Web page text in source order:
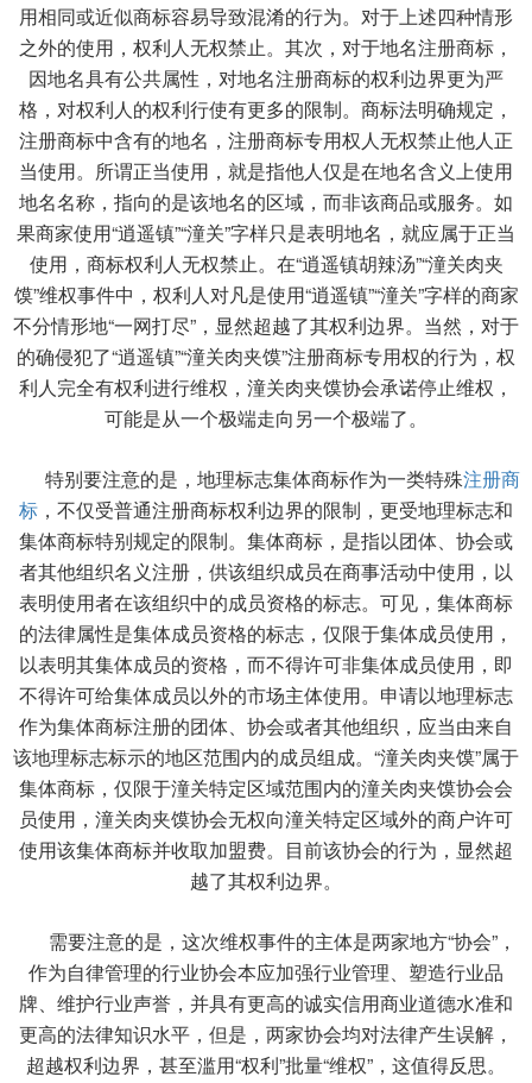
用相同或近似商标容易导致混淆的行为。对于上述四种情形
之外的使用，权利人无权禁止。其次，对于地名注册商标，
因地名具有公共属性，对地名注册商标的权利边界更为严
格，对权利人的权利行使有更多的限制。商标法明确规定，
注册商标中含有的地名，注册商标专用权人无权禁止他人正
当使用。所谓正当使用，就是指他人仅是在地名含义上使用
地名名称，指向的是该地名的区域，而非该商品或服务。如
果商家使用“逍遥镇”“潼关”字样只是表明地名，就应属于正当
使用，商标权利人无权禁止。在“逍遥镇胡辣汤”“潼关肉夹
馍”维权事件中，权利人对凡是使用“逍遥镇”“潼关”字样的商家
不分情形地“一网打尽”，显然超越了其权利边界。当然，对于
的确侵犯了“逍遥镇”“潼关肉夹馍”注册商标专用权的行为，权
利人完全有权利进行维权，潼关肉夹馍协会承诺停止维权，
可能是从一个极端走向另一个极端了。
特别要注意的是，地理标志集体商标作为一类特殊注册商
标 ，不仅受普通注册商标权利边界的限制，更受地理标志和
集体商标特别规定的限制。集体商标，是指以团体、协会或
者其他组织名义注册，供该组织成员在商事活动中使用，以
表明使用者在该组织中的成员资格的标志。可见，集体商标
的法律属性是集体成员资格的标志，仅限于集体成员使用，
以表明其集体成员的资格，而不得许可非集体成员使用，即
不得许可给集体成员以外的市场主体使用。申请以地理标志
作为集体商标注册的团体、协会或者其他组织，应当由来自
该地理标志标示的地区范围内的成员组成。“潼关肉夹馍”属于
集体商标，仅限于潼关特定区域范围内的潼关肉夹馍协会会
员使用，潼关肉夹馍协会无权向潼关特定区域外的商户许可
使用该集体商标并收取加盟费。目前该协会的行为，显然超
越了其权利边界。
需要注意的是，这次维权事件的主体是两家地方“协会”，
作为自律管理的行业协会本应加强行业管理、塑造行业品
牌、维护行业声誉，并具有更高的诚实信用商业道德水准和
更高的法律知识水平，但是，两家协会均对法律产生误解，
超越权利边界，甚至滥用“权利”批量“维权”，这值得反思。